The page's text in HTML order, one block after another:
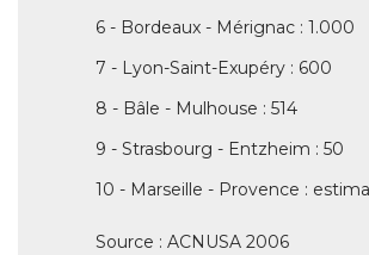
6 - Bordeaux - Mérignac : 1.000
7 - Lyon-Saint-Exupéry : 600
8 - Bâle - Mulhouse : 514
9 - Strasbourg - Entzheim : 50
10 - Marseille - Provence :
Source : ACNUSA 2006